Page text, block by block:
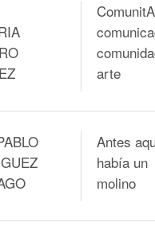
arte
Antes
había un
molino